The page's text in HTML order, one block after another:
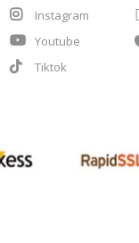
Instagram
Youtube
Tiktok